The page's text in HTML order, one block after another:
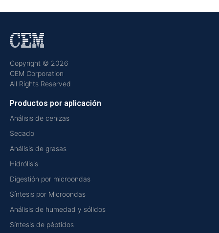
Copyright © 2026
CEM Corporation
All Rights Reserved
Productos por aplicación
Análisis de cenizas
Secado
Análisis de grasas
Hidrólisis
Digestión por microondas
Síntesis por Microondas
Análisis de humedad y sólidos
Síntesis de péptidos